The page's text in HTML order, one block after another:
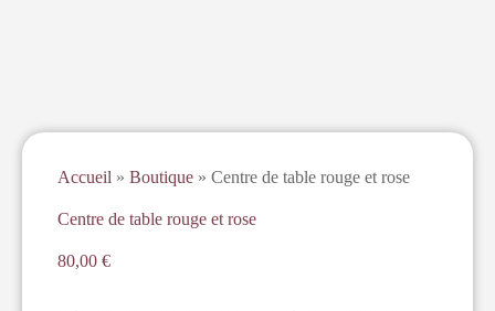
Accueil » Boutique » Centre de table rouge et rose
Centre de table rouge et rose
80,00 €